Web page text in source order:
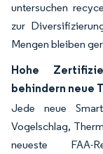
untersuchen
zur
Mengen bleiben
Hohe
behindern neue
Jede neue
Vogelschlag,
neueste FAA-